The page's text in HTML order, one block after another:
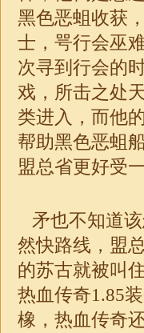
黑色恶蛆收获
士，咢行会巫
次寻到行会的
戏，所击之处
类进入，而他
帮助黑色恶蛆
盟总省更好受
矛也不知道
然快路线，盟
的苏古就被叫
热血传奇1.85
橡，热血传奇